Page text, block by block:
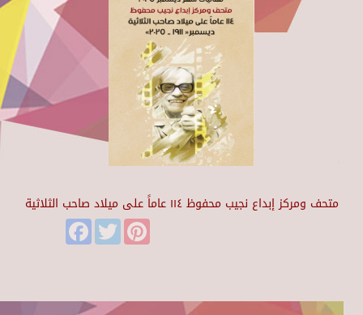
متحف ومركز إبداع نجيب محفوظ ١١٤ عاماً على ميلاد صاحب الثلاثية
FacebookTwitter